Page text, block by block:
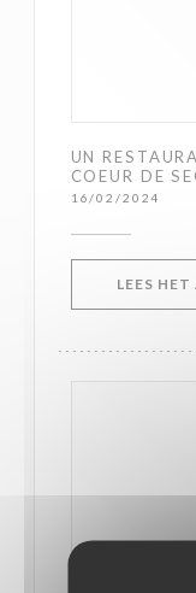
UN
COEUR DE
16/02/2024
LEES